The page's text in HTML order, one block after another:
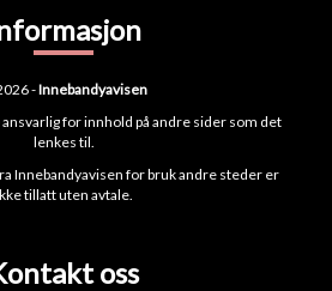
-Innebandyavisen
for innhold på andre sider som det
lenkes til.
Innebandyavisen for bruk andre steder er
tillatt uten avtale.
oss